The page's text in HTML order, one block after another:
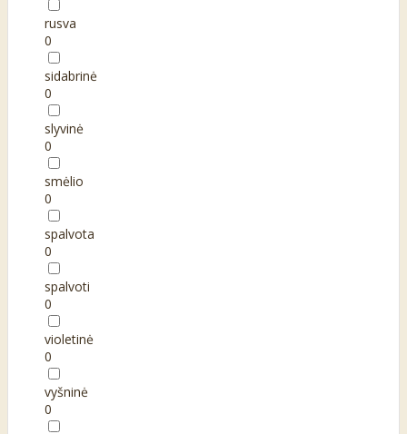
rusva
0
sidabrinė
0
slyvinė
0
smėlio
0
spalvota
0
spalvoti
0
violetinė
0
vyšninė
0